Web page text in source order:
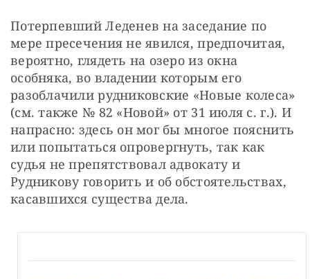
Потерпевший Леденев на заседание по
мере пресечения не явился, предпочитая,
вероятно, глядеть на озеро из окна
особняка, во владении которым его
разоблачили рудниковские «Новые колеса»
(см. также № 82 «Новой» от 31 июля с. г.). И
напрасно: здесь он мог бы многое пояснить
или попытаться опровергнуть, так как
судья не препятствовал адвокату и
Рудникову говорить и об обстоятельствах,
касавшихся существа дела.